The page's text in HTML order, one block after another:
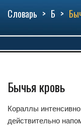
Словарь Б
Бычья кровь
Кораллы
действительно